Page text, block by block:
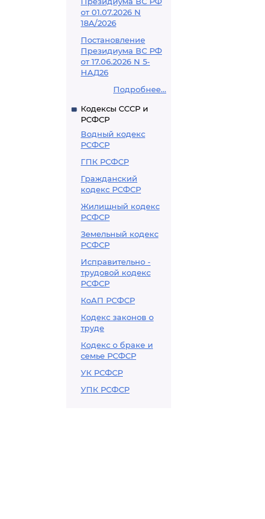
от 01.07.2026 N
18А/2026
Постановление
Президиума ВС РФ
от 17.06.2026 N 5-
НАД26
Подробнее...
Кодексы СССР и
РСФСР
Водный кодекс
РСФСР
ГПК РСФСР
Гражданский
кодекс РСФСР
Жилищный кодекс
РСФСР
Земельный кодекс
РСФСР
Исправительно -
трудовой кодекс
РСФСР
КоАП РСФСР
Кодекс законов о
труде
Кодекс о браке и
семье РСФСР
УК РСФСР
УПК РСФСР